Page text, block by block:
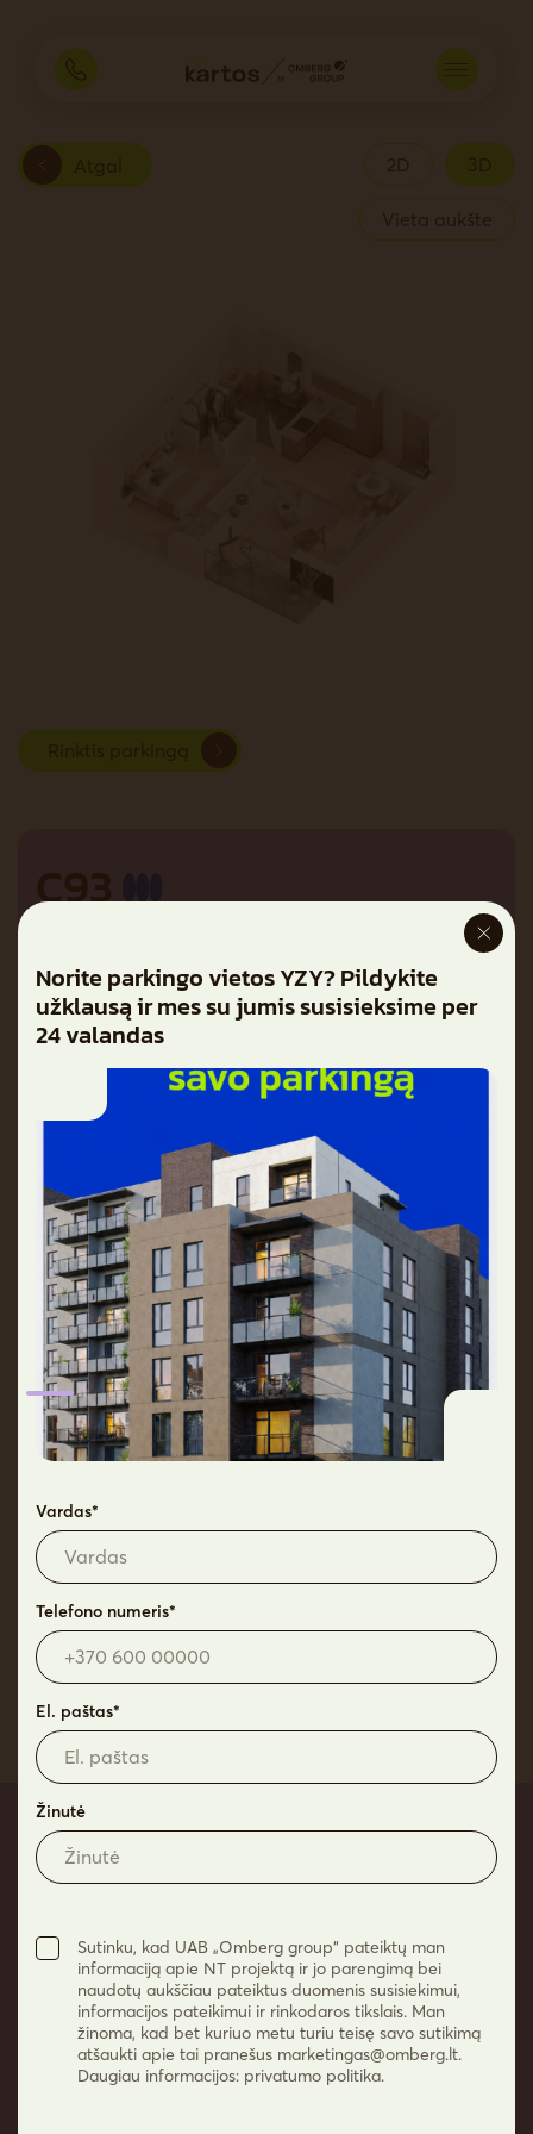
C93
Plotas be pertvarų
50,94 m²
Balkonas
4,54 m²
Kambariai
9
Kryptis
Rezervuokite laiką apžiūrai
Daiktų nuoma
jūsų namams
Pilnos apdailos
pasiūlymas
Bankų
pasiūlymai
Techniniai
sprendimai
Lankstus buto išplanavimas
Didesni langai – daugiau šviesos
**Vizualizacija yra tik preliminarus projekto vaizdas, kurio detalės
gali kisti.
Dabar išsirinkti naujus
namus – YZY
Susisiekite telefonu arba pildykite užklausą ir
gaukite asmeninį pasiūlymą, kol pasirinkimas –
didžiausias.
Norite parkingo vietos YZY? Pildykite
užklausą ir mes su jumis susisieksime per
24 valandas
Vardas*
Telefono numeris*
El. paštas*
Žinutė
Sutinku, kad UAB „Omberg group“ pateiktų man
informaciją apie NT projektą ir jo parengimą bei
naudotų aukščiau pateiktus duomenis susisiekimui,
informacijos pateikimui ir rinkodaros tikslais. Man
žinoma, kad bet kuriuo metu turiu teisę savo sutikimą
atšaukti apie tai pranešus marketingas@omberg.lt.
Daugiau informacijos: privatumo politika.